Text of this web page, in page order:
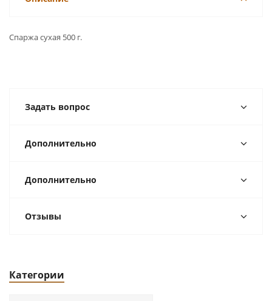
Спаржа сухая 500 г.
Задать вопрос
Дополнительно
Дополнительно
Отзывы
Категории